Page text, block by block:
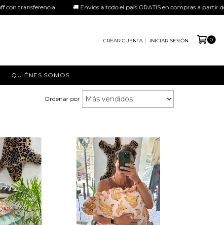
🚚 Envíos a todo el país GRATIS en compras a partir de
CREAR CUENTA INICIAR SESIÓN 0
QUIÉNES SOMOS
Ordenar por